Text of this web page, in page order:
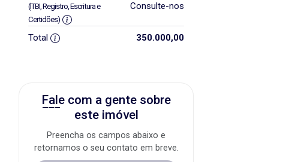
(ITBI, Registro, Escritura e
Certidões)
Consulte-nos
Total 350.000,00
Fale com a gente sobre
este imóvel
Preencha os campos abaixo e
retornamos o seu contato em breve.